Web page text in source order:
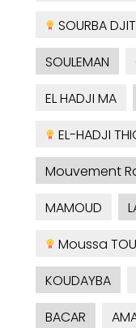
SOURBA
SOULEMAN
EL HADJI MA
EL-HADJI
Mouvement
MAMOUD
Moussa
KOUDAYBA
BACAR